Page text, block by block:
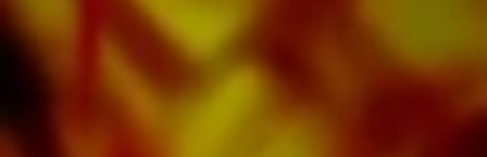
de gastos de envío. Ordene sus partituras
ahora directamente de Obrasso Verlag.